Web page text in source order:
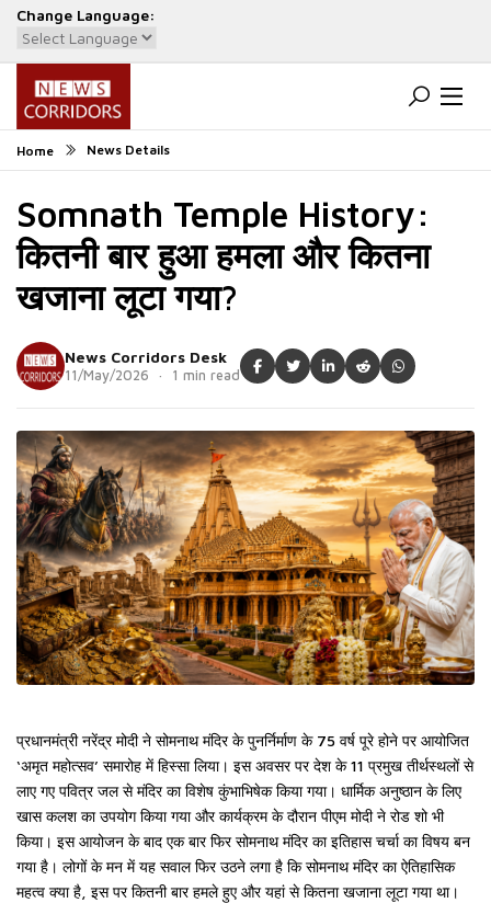
Change Language:
Powered by Translate
Home News Details
Somnath Temple History:
कितनी बार हुआ हमला और कितना
खजाना लूटा गया?
News Corridors Desk
11/May/2026 · 1 min read
प्रधानमंत्री नरेंद्र मोदी ने सोमनाथ मंदिर के पुनर्निर्माण के 75 वर्ष पूरे होने पर आयोजित
‘अमृत महोत्सव’ समारोह में हिस्सा लिया। इस अवसर पर देश के 11 प्रमुख तीर्थस्थलों से
लाए गए पवित्र जल से मंदिर का विशेष कुंभाभिषेक किया गया। धार्मिक अनुष्ठान के लिए
खास कलश का उपयोग किया गया और कार्यक्रम के दौरान पीएम मोदी ने रोड शो भी
किया। इस आयोजन के बाद एक बार फिर सोमनाथ मंदिर का इतिहास चर्चा का विषय बन
गया है। लोगों के मन में यह सवाल फिर उठने लगा है कि सोमनाथ मंदिर का ऐतिहासिक
महत्व क्या है, इस पर कितनी बार हमले हुए और यहां से कितना खजाना लूटा गया था।